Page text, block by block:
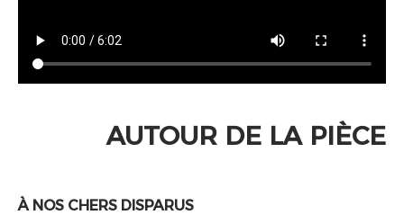
AUTOUR DE LA PIÈCE
À NOS CHERS DISPARUS